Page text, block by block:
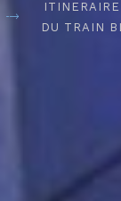
DU TRAIN